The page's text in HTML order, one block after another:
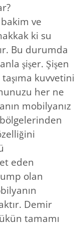
ve
ki su
Bu durumda
şişer. Şişen
kuvvetini
her ne
mobilyanız
eden
olan
Demir
tamamı